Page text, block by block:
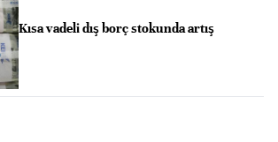
Kısa vadeli dış borç stokunda artış